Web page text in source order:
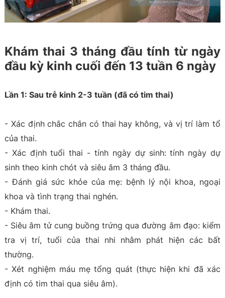
Khám thai 3 tháng đầu tính từ ngày
đầu kỳ kinh cuối đến 13 tuần 6 ngày
Lần 1: Sau trễ kinh 2-3 tuần (đã có tim thai)
- Xác định chắc chắn có thai hay không, và vị trí làm tổ
của thai.
- Xác định tuổi thai - tính ngày dự sinh: tính ngày dự
sinh theo kinh chót và siêu âm 3 tháng đầu.
- Đánh giá sức khỏe của mẹ: bệnh lý nội khoa, ngoại
khoa và tình trạng thai nghén.
- Khám thai.
- Siêu âm tử cung buồng trứng qua đường âm đạo: kiểm
tra vị trí, tuổi của thai nhi nhằm phát hiện các bất
thường.
- Xét nghiệm máu mẹ tổng quát (thực hiện khi đã xác
định có tim thai qua siêu âm).